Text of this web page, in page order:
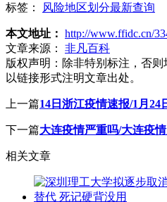
标签： 风险地区划分最新查询
本文地址： http://www.ffidc.cn/
文章来源：
非凡百科
版权声明： 除非特别标注，否
以链接形式注明文章出处。
上一篇14日浙江疫情速报/1月24
下一篇大连疫情严重吗/大连疫
相关文章